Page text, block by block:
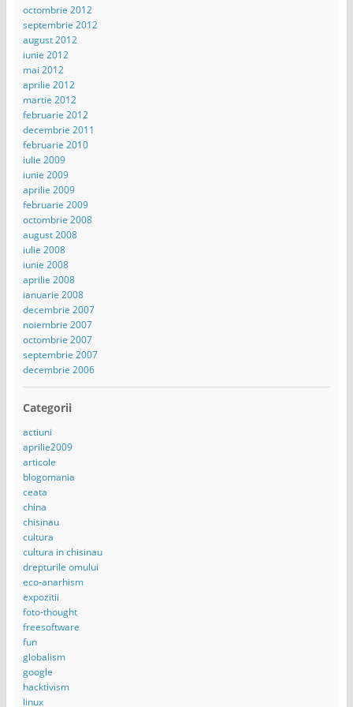
octombrie 2012
septembrie 2012
august 2012
iunie 2012
mai 2012
aprilie 2012
martie 2012
februarie 2012
decembrie 2011
februarie 2010
iulie 2009
iunie 2009
aprilie 2009
februarie 2009
octombrie 2008
august 2008
iulie 2008
iunie 2008
aprilie 2008
ianuarie 2008
decembrie 2007
noiembrie 2007
octombrie 2007
septembrie 2007
decembrie 2006
Categorii
actiuni
aprilie2009
articole
blogomania
ceata
china
chisinau
cultura
cultura in chisinau
drepturile omului
eco-anarhism
expozitii
foto-thought
freesoftware
fun
globalism
google
hacktivism
linux